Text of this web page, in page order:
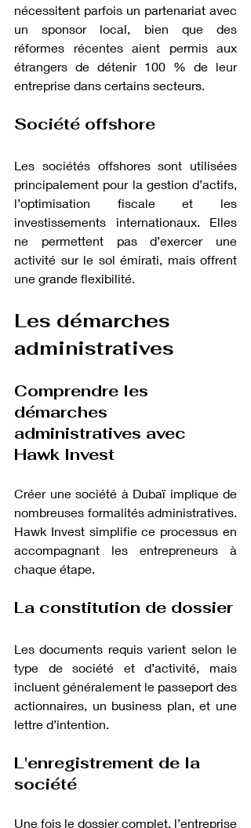
nécessitent parfois un partenariat avec
un sponsor local, bien que des
réformes récentes aient permis aux
étrangers de détenir 100 % de leur
entreprise dans certains secteurs.
Société offshore
Les sociétés offshores sont utilisées
principalement pour la gestion d’actifs,
l’optimisation fiscale et les
investissements internationaux. Elles
ne permettent pas d’exercer une
activité sur le sol émirati, mais offrent
une grande flexibilité.
Les démarches
administratives
Comprendre les
démarches
administratives avec
Hawk Invest
Créer une société à Dubaï implique de
nombreuses formalités administratives.
Hawk Invest simplifie ce processus en
accompagnant les entrepreneurs à
chaque étape.
La constitution de dossier
Les documents requis varient selon le
type de société et d’activité, mais
incluent généralement le passeport des
actionnaires, un business plan, et une
lettre d’intention.
L'enregistrement de la
société
Une fois le dossier complet, l’entreprise